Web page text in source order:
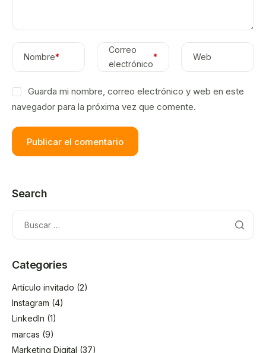
Nombre*
Correo
electrónico
* Web
Guarda mi nombre, correo electrónico y web en este
navegador para la próxima vez que comente.
Search
Categories
Artículo invitado (2)
Instagram (4)
LinkedIn (1)
marcas (9)
Marketing Digital (37)